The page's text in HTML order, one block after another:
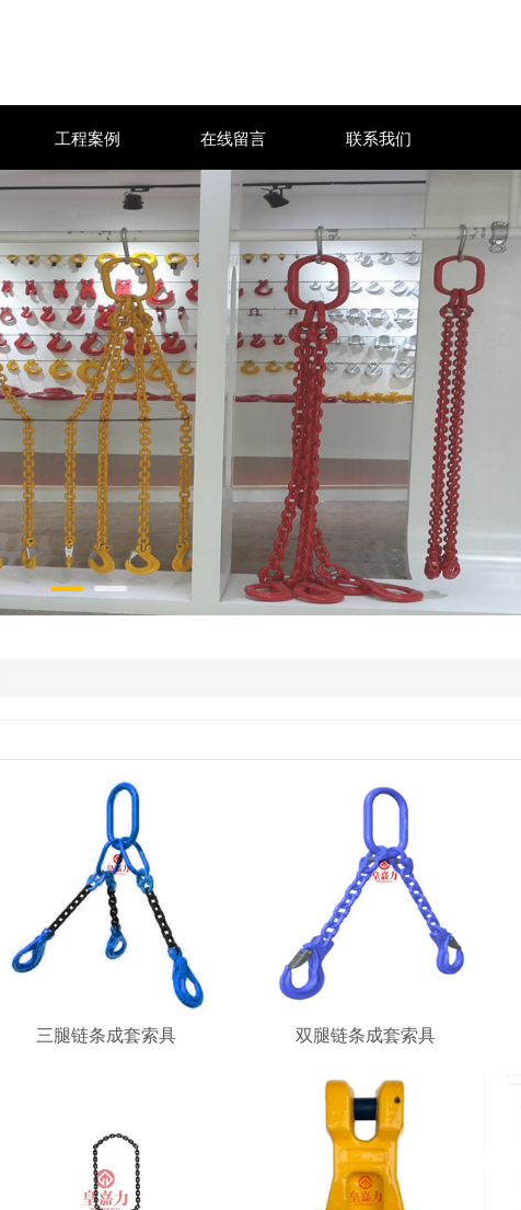
工程案例 在线留言 联系我们
三腿链条成套索具 双腿链条成套索具